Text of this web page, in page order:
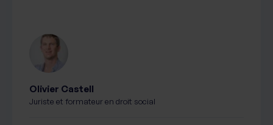
Olivier Castell
Juriste et formateur en droit social